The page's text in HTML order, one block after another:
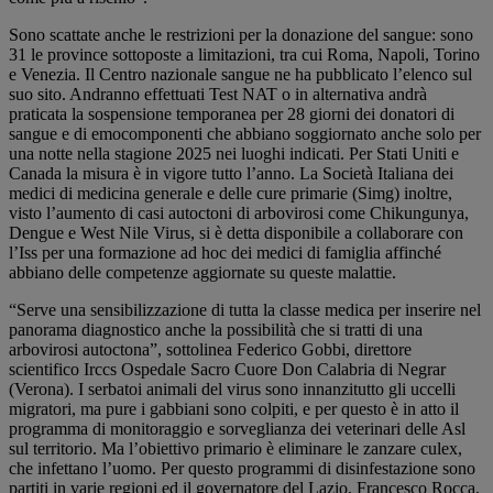
Sono scattate anche le restrizioni per la donazione del sangue: sono
31 le province sottoposte a limitazioni, tra cui Roma, Napoli, Torino
e Venezia. Il Centro nazionale sangue ne ha pubblicato l’elenco sul
suo sito. Andranno effettuati Test NAT o in alternativa andrà
praticata la sospensione temporanea per 28 giorni dei donatori di
sangue e di emocomponenti che abbiano soggiornato anche solo per
una notte nella stagione 2025 nei luoghi indicati. Per Stati Uniti e
Canada la misura è in vigore tutto l’anno. La Società Italiana dei
medici di medicina generale e delle cure primarie (Simg) inoltre,
visto l’aumento di casi autoctoni di arbovirosi come Chikungunya,
Dengue e West Nile Virus, si è detta disponibile a collaborare con
l’Iss per una formazione ad hoc dei medici di famiglia affinché
abbiano delle competenze aggiornate su queste malattie.
“Serve una sensibilizzazione di tutta la classe medica per inserire nel
panorama diagnostico anche la possibilità che si tratti di una
arbovirosi autoctona”, sottolinea Federico Gobbi, direttore
scientifico Irccs Ospedale Sacro Cuore Don Calabria di Negrar
(Verona). I serbatoi animali del virus sono innanzitutto gli uccelli
migratori, ma pure i gabbiani sono colpiti, e per questo è in atto il
programma di monitoraggio e sorveglianza dei veterinari delle Asl
sul territorio. Ma l’obiettivo primario è eliminare le zanzare culex,
che infettano l’uomo. Per questo programmi di disinfestazione sono
partiti in varie regioni ed il governatore del Lazio, Francesco Rocca,